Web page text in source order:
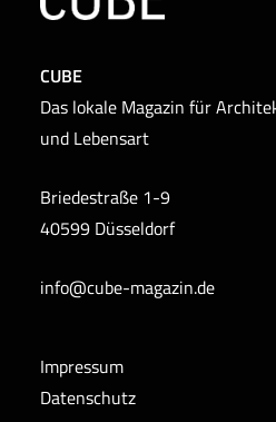
CUBE
Das lokale Magazin für
und Lebensart
Briedestraße 1-9
40599 Düsseldorf
info@cube-magazin.de
Impressum
Datenschutz